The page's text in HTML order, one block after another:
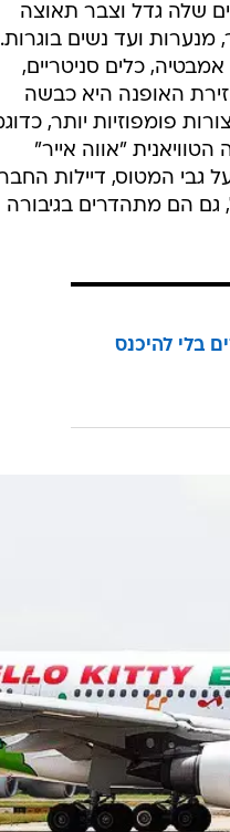
שלה גדל וצבר תאוצה
ועד נשים בוגרות.
כלים סניטריים,
זירת האופנה היא כבשה
פומפוזיות יותר,
"אווה אייר"
המטוס, דיילות
גם הם מתהדרים בגיבורה
בלי להיכנס